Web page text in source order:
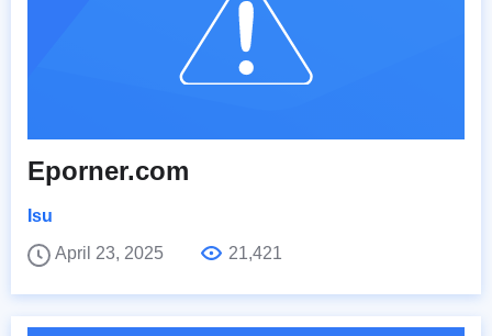
Eporner.com
Isu
April 23, 2025
21,421